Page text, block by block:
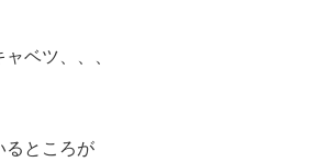
ベツ、、、
るところが